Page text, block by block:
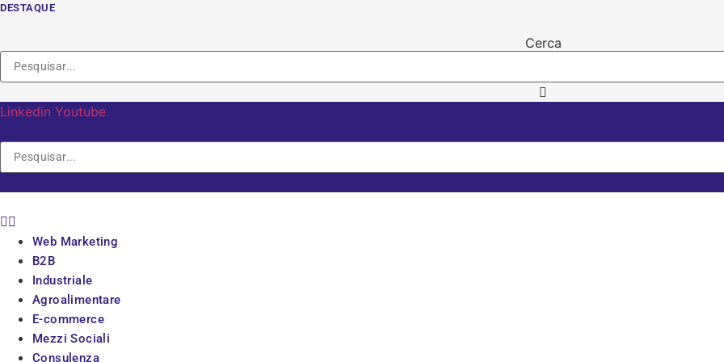
Vai
contenuto
DESTAQUE
Cerca
Linkedin Youtube
Web Marketing
B2B
Industriale
Agroalimentare
E-commerce
Mezzi Sociali
Consulenza